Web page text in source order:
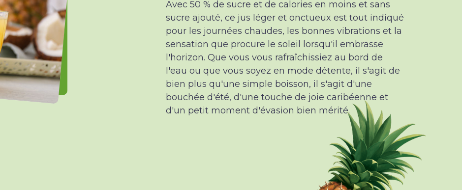
Avec 50 % de sucre et de calories en moins et sans
sucre ajouté, ce jus léger et onctueux est tout indiqué
pour les journées chaudes, les bonnes vibrations et la
sensation que procure le soleil lorsqu'il embrasse
l'horizon. Que vous vous rafraîchissiez au bord de
l'eau ou que vous soyez en mode détente, il s'agit de
bien plus qu'une simple boisson, il s'agit d'une
bouchée d'été, d'une touche de joie caribéenne et
d'un petit moment d'évasion bien mérité.